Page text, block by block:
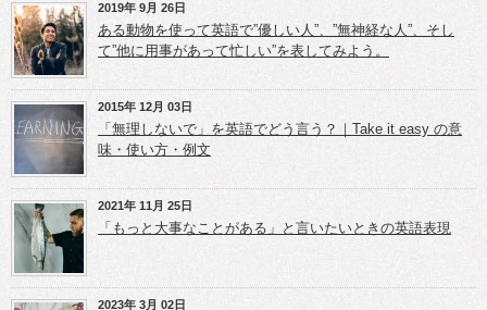
(新
し
い
ウ
ィ
ン
ド
ウ
で
開
き
e
r
で
共
有
(新
し
い
ウ
ィ
ン
ド
ウ
で
開
き
ま
す)
e
+
で
共
有
し
い
ウ
ィ
ン
ド
開
き
ま
す)
2019年 9月 26日
ある動物を使って英語で”優しい人”、”無神経な人”、そし
て”他に用事があって忙しい”を表してみよう。
2015年 12月 03日
「無理しないで」を英語でどう言う？｜Take it easy の意
味・使い方・例文
2021年 11月 25日
「もっと大事なことがある」と言いたいときの英語表現
2023年 3月 02日